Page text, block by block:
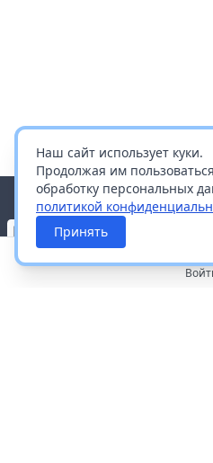
Наш сайт использует куки.
Продолжая им
обработку персональных
политикой
Принять